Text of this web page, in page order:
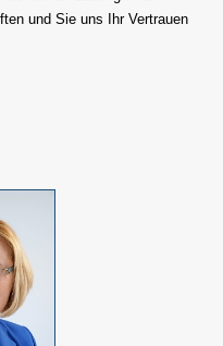
und Sie uns Ihr Vertrauen